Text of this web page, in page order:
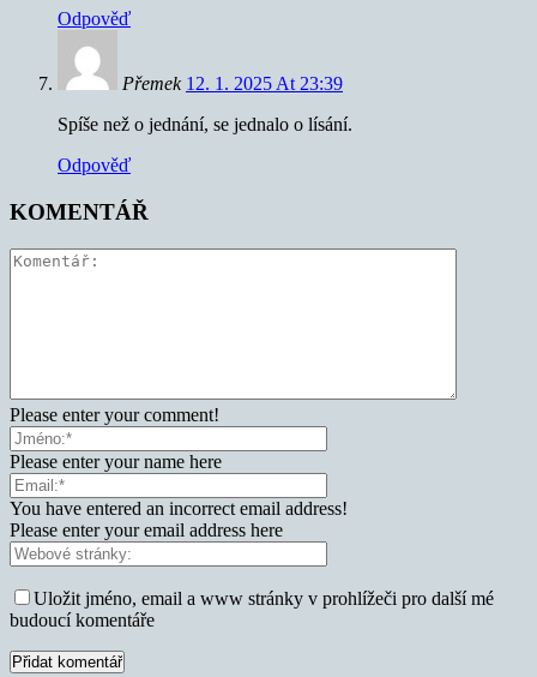
Odpověď
Přemek 12. 1. 2025 At 23:39
Spíše než o jednání, se jednalo o lísání.
Odpověď
KOMENTÁŘ
Please enter your comment!
Please enter your name here
You have entered an incorrect email address!
Please enter your email address here
Uložit jméno, email a www stránky v prohlížeči pro další mé
budoucí komentáře